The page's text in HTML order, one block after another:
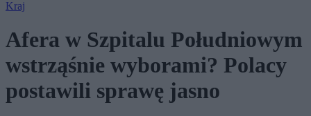
Kraj
Afera w Szpitalu Południowym
wstrząśnie wyborami? Polacy
postawili sprawę jasno